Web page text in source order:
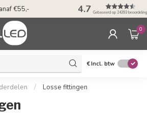
€55,- 50 dagen
Klarna
4.7 Gebaseerd op 24393
0
€Incl. btw
/ Losse fittingen